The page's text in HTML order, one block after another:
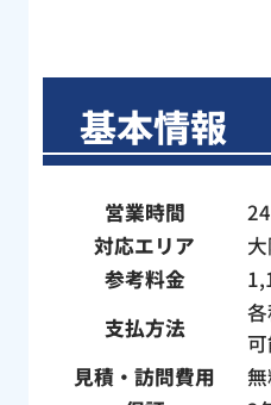
基本情報
営業時間
対応エリア
参考料金
支払方法
見積・訪問費用